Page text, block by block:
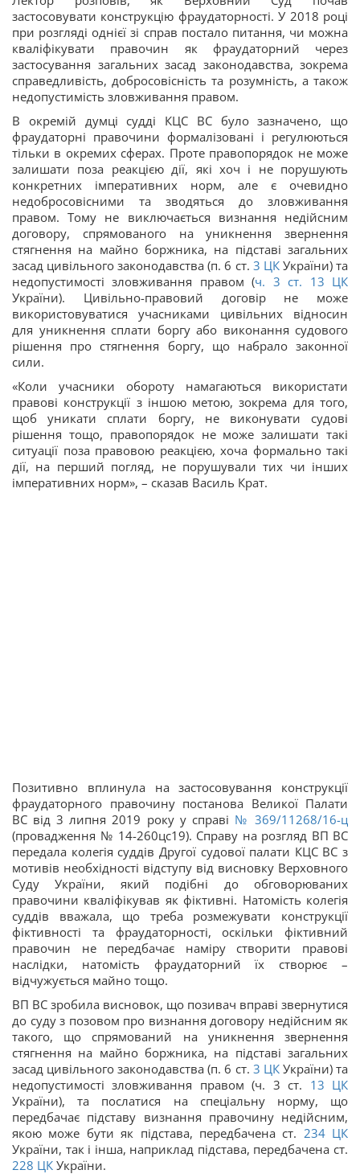
застосовувати конструкцію фраудаторності. У 2018 році
при розгляді однієї зі справ постало питання, чи можна
кваліфікувати правочин як фраудаторний через
застосування загальних засад законодавства, зокрема
справедливість, добросовісність та розумність, а також
недопустимість зловживання правом.
В окремій думці судді КЦС ВС було зазначено, що
фраудаторні правочини формалізовані і регулюються
тільки в окремих сферах. Проте правопорядок не може
залишати поза реакцією дії, які хоч і не порушують
конкретних імперативних норм, але є очевидно
недобросовісними та зводяться до зловживання
правом. Тому не виключається визнання недійсним
договору, спрямованого на уникнення звернення
стягнення на майно боржника, на підставі загальних
засад цивільного законодавства (п. 6 ст. 3 ЦКУкраїни) та
недопустимості зловживання правом (ч. 3 ст. 13 ЦК
України). Цивільно-правовий договір не може
використовуватися учасниками цивільних відносин
для уникнення сплати боргу або виконання судового
рішення про стягнення боргу, що набрало законної
сили.
«Коли учасники обороту намагаються використати
правові конструкції з іншою метою, зокрема для того,
щоб уникати сплати боргу, не виконувати судові
рішення тощо, правопорядок не може залишати такі
ситуації поза правовою реакцією, хоча формально такі
дії, на перший погляд, не порушували тих чи інших
імперативних норм», – сказав Василь Крат.
Позитивно вплинула на застосовування конструкції
фраудаторного правочину постанова Великої Палати
ВС від 3 липня 2019 року у справі № 369/11268/16-ц
(провадження № 14-260цс19). Справу на розгляд ВП ВС
передала колегія суддів Другої судової палати КЦС ВС з
мотивів необхідності відступу від висновку Верховного
Суду України, який подібні до обговорюваних
правочини кваліфікував як фіктивні. Натомість колегія
суддів вважала, що треба розмежувати конструкції
фіктивності та фраудаторності, оскільки фіктивний
правочин не передбачає наміру створити правові
наслідки, натомість фраудаторний їх створює –
відчужується майно тощо.
ВП ВС зробила висновок, що позивач вправі звернутися
до суду з позовом про визнання договору недійсним як
такого, що спрямований на уникнення звернення
стягнення на майно боржника, на підставі загальних
засад цивільного законодавства (п. 6 ст. 3 ЦКУкраїни) та
недопустимості зловживання правом (ч. 3 ст. 13 ЦК
України), та послатися на спеціальну норму, що
передбачає підставу визнання правочину недійсним,
якою може бути як підстава, передбачена ст. 234 ЦК
України, так і інша, наприклад підстава, передбачена ст.
228 ЦК України.